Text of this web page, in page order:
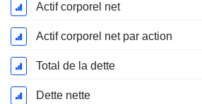
Actif corporel net
Actif corporel net par action
Total de la dette
Dette nette